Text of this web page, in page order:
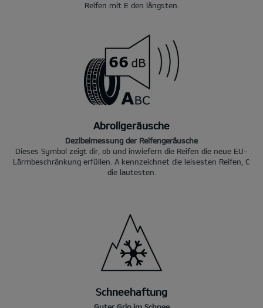
Reifen mit E den längsten.
Abrollgeräusche
Dezibelmessung der Reifengeräusche
Dieses Symbol zeigt dir, ob und inwiefern die Reifen die neue EU-
Lärmbeschränkung erfüllen. A kennzeichnet die leisesten Reifen, C
die lautesten.
Schneehaftung